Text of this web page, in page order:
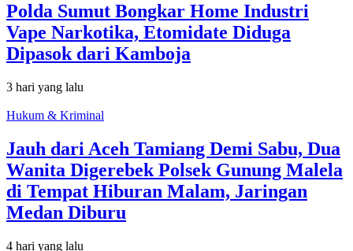
Polda Sumut Bongkar Home Industri
Vape Narkotika, Etomidate Diduga
Dipasok dari Kamboja
3 hari yang lalu
Hukum & Kriminal
Jauh dari Aceh Tamiang Demi Sabu, Dua
Wanita Digerebek Polsek Gunung Malela
di Tempat Hiburan Malam, Jaringan
Medan Diburu
4 hari yang lalu